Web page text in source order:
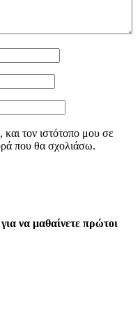
τον ιστότοπο μου σε
που θα σχολιάσω.
να μαθαίνετε πρώτοι